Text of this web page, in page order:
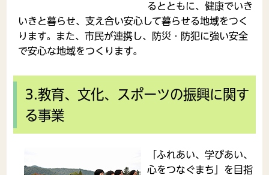
るとともに、健康でいき
いきと暮らせ、支え合い安心して暮らせる地域をつく
ります。また、市民が連携し、防災・防犯に強い安全
で安心な地域をつくります。
3.教育、文化、スポーツの振興に関す
る事業
「ふれあい、学びあい、
心をつなぐまち」を目指